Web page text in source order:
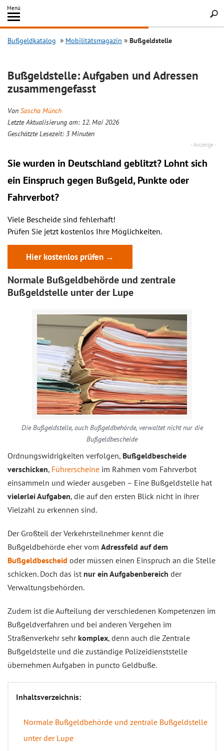
Inhalt
springen
Menü
Search
Bußgeldkatalog Mobilitätsmagazin Bußgeldstelle
Bußgeldstelle: Aufgaben und Adressen
zusammengefasst
Von Sascha Münch
Letzte Aktualisierung am: 12. Mai 2026
Geschätzte Lesezeit: 3 Minuten
Sie wurden in Deutschland geblitzt? Lohnt sich
ein Einspruch gegen Bußgeld, Punkte oder
Fahrverbot?
Viele Bescheide sind fehlerhaft!
Prüfen Sie jetzt kostenlos Ihre Möglichkeiten.
Hier kostenlos prüfen →
Normale Bußgeldbehörde und zentrale
Bußgeldstelle unter der Lupe
Die Bußgeldstelle, auch Bußgeldbehörde, verwaltet nicht nur die
Bußgeldbescheide
Ordnungswidrigkeiten verfolgen, Bußgeldbescheide
verschicken, Führerscheine im Rahmen vom Fahrverbot
einsammeln und wieder ausgeben – Eine Bußgeldstelle hat
vielerlei Aufgaben, die auf den ersten Blick nicht in ihrer
Vielzahl zu erkennen sind.
Der Großteil der Verkehrsteilnehmer kennt die
Bußgeldbehörde eher vom Adressfeld auf dem
Bußgeldbescheid oder müssen einen Einspruch an die Stelle
schicken. Doch das ist nur ein Aufgabenbereich der
Verwaltungsbehörden.
Zudem ist die Aufteilung der verschiedenen Kompetenzen im
Bußgeldverfahren und bei anderen Vergehen im
Straßenverkehr sehr komplex, denn auch die Zentrale
Bußgeldstelle und die zuständige Polizeidienststelle
übernehmen Aufgaben in puncto Geldbuße.
Inhaltsverzeichnis:
Normale Bußgeldbehörde und zentrale Bußgeldstelle
unter der Lupe